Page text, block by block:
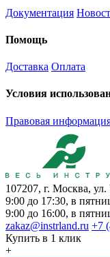
Документация
Помощь
Доставка Оплата
Условия
Правовая
107207, г. Москва,
9:00 до 17:30, в
9:00 до 16:00, в
zakaz@instrland.ru +7
Купить в 1 клик
+